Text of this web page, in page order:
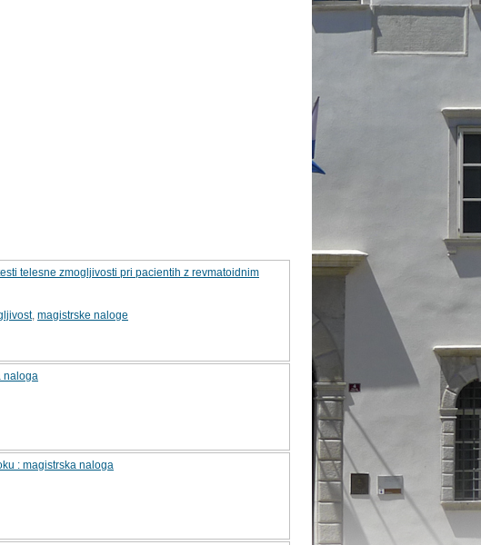
telesne zmogljivosti pri pacientih z revmatoidnim
, magistrske naloge
naloga
: magistrska naloga